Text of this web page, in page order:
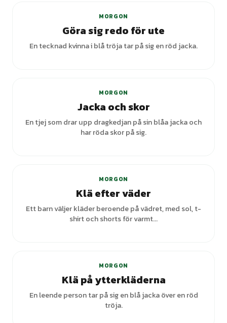
MORGON
Göra sig redo för ute
En tecknad kvinna i blå tröja tar på sig en röd jacka.
MORGON
Jacka och skor
En tjej som drar upp dragkedjan på sin blåa jacka och
har röda skor på sig.
MORGON
Klä efter väder
Ett barn väljer kläder beroende på vädret, med sol, t-
shirt och shorts för varmt...
MORGON
Klä på ytterkläderna
En leende person tar på sig en blå jacka över en röd
tröja.